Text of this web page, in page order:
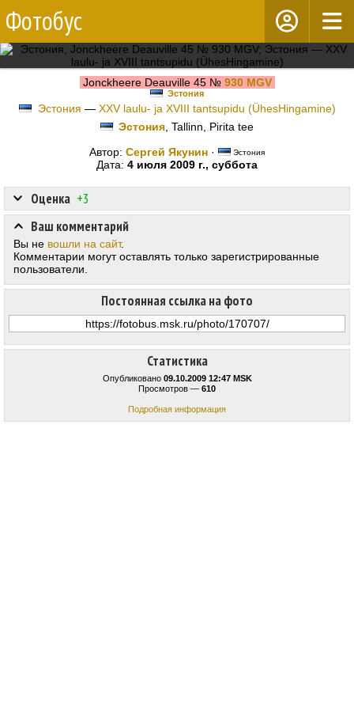
Фотобус
Jonckheere Deauville 45 № 930 MGV
Эстония
Эстония — XXV laulu- ja XVIII tantsupidu (ÜhesHingamine)
Эстония , Tallinn, Pirita tee
Автор: Сергей Якунин · Эстония
Дата: 4 июля 2009 г., суббота
Статистика
Опубликовано 09.10.2009 12:47 MSK
Просмотров — 610
Подробная информация
Оценка +3
Постоянная ссылка на фото
Ваш комментарий
Вы не вошли на сайт.
Комментарии могут оставлять только зарегистрированные
пользователи.